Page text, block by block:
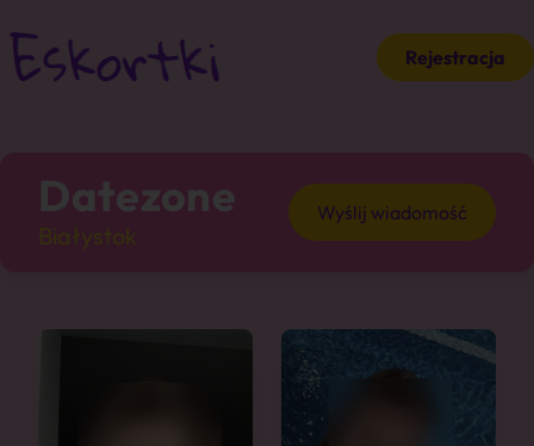
Rejestracja
Datezone Wyślij wiadomość